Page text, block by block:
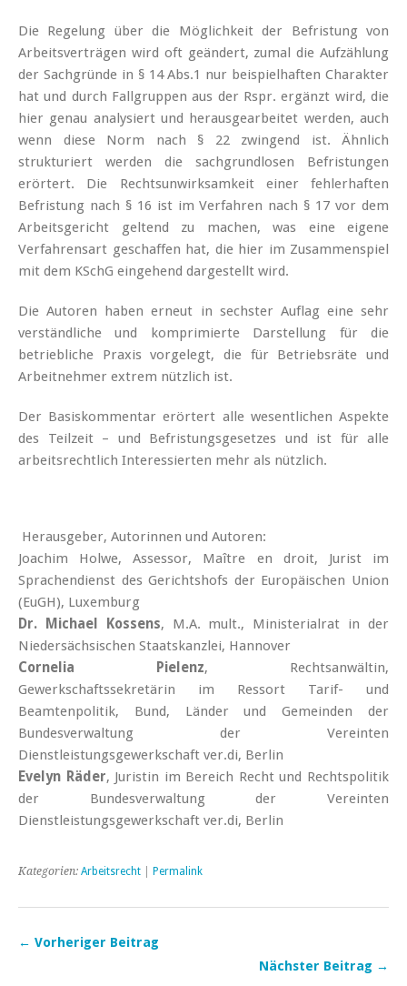
Die Regelung über die Möglichkeit der Befristung von
Arbeitsverträgen wird oft geändert, zumal die Aufzählung
der Sachgründe in § 14 Abs.1 nur beispielhaften Charakter
hat und durch Fallgruppen aus der Rspr. ergänzt wird, die
hier genau analysiert und herausgearbeitet werden, auch
wenn diese Norm nach § 22 zwingend ist. Ähnlich
strukturiert werden die sachgrundlosen Befristungen
erörtert. Die Rechtsunwirksamkeit einer fehlerhaften
Befristung nach § 16 ist im Verfahren nach § 17 vor dem
Arbeitsgericht geltend zu machen, was eine eigene
Verfahrensart geschaffen hat, die hier im Zusammenspiel
mit dem KSchG eingehend dargestellt wird.
Die Autoren haben erneut in sechster Auflag eine sehr
verständliche und komprimierte Darstellung für die
betriebliche Praxis vorgelegt, die für Betriebsräte und
Arbeitnehmer extrem nützlich ist.
Der Basiskommentar erörtert alle wesentlichen Aspekte
des Teilzeit – und Befristungsgesetzes und ist für alle
arbeitsrechtlich Interessierten mehr als nützlich.
Herausgeber, Autorinnen und Autoren:
Joachim Holwe, Assessor, Maître en droit, Jurist im
Sprachendienst des Gerichtshofs der Europäischen Union
(EuGH), Luxemburg
Dr. Michael Kossens, M.A. mult., Ministerialrat in der
Niedersächsischen Staatskanzlei, Hannover
Cornelia Pielenz, Rechtsanwältin,
Gewerkschaftssekretärin im Ressort Tarif- und
Beamtenpolitik, Bund, Länder und Gemeinden der
Bundesverwaltung der Vereinten
Dienstleistungsgewerkschaft ver.di, Berlin
Evelyn Räder, Juristin im Bereich Recht und Rechtspolitik
der Bundesverwaltung der Vereinten
Dienstleistungsgewerkschaft ver.di, Berlin
Kategorien: Arbeitsrecht Permalink
← Vorheriger Beitrag
Nächster Beitrag →